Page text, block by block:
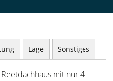
Lage Sonstiges
mit nur 4